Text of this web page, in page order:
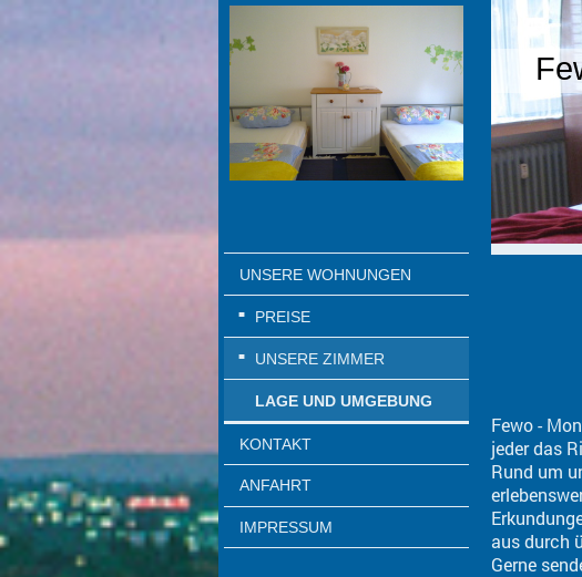
UNSERE WOHNUNGEN
PREISE
UNSERE ZIMMER
LAGE UND UMGEBUNG
KONTAKT
ANFAHRT
IMPRESSUM
Fewo -
jeder das
Rund um
aus durch
Gerne